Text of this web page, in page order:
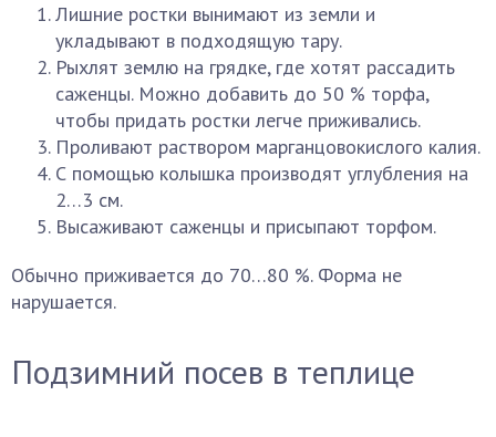
Лишние ростки вынимают из земли и
укладывают в подходящую тару.
Рыхлят землю на грядке, где хотят рассадить
саженцы. Можно добавить до 50 % торфа,
чтобы придать ростки легче приживались.
Проливают раствором марганцовокислого калия.
С помощью колышка производят углубления на
2…3 см.
Высаживают саженцы и присыпают торфом.
Обычно приживается до 70…80 %. Форма не
нарушается.
Подзимний посев в теплице